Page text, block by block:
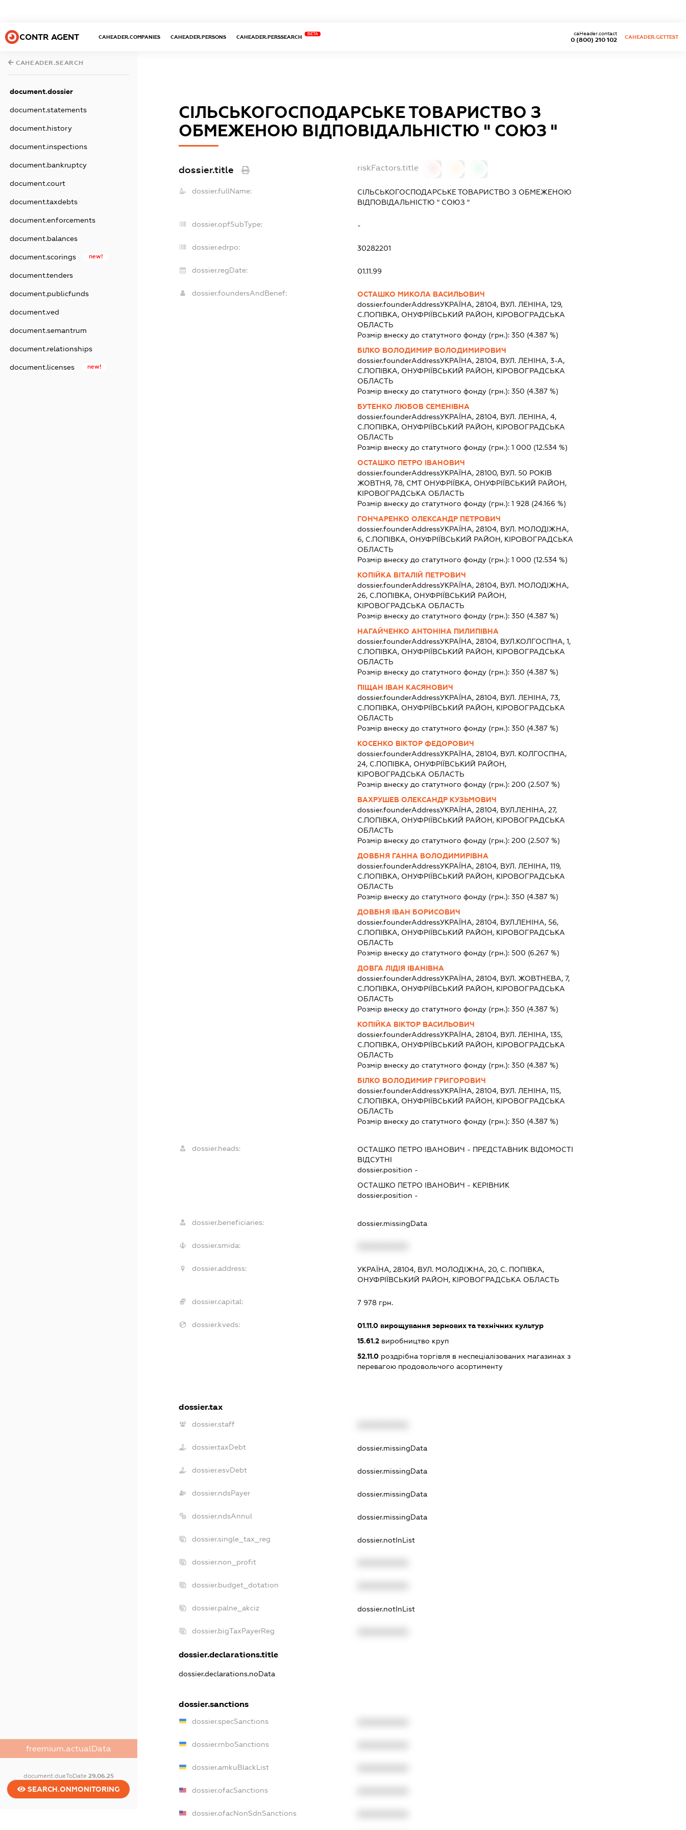
CONTR AGENT CAHEADER.COMPANIES CAHEADER.PERSONS CAHEADER.PERSSEARCH
BETA
0 (800) 210 102
caHeader.contact
CAHEADER.GETTEST
CAHEADER.SEARCH
document.dossier
document.statements
document.history
document.inspections
document.bankruptcy
document.court
document.taxdebts
document.enforcements
document.balances
document.scorings new!
document.tenders
document.publicfunds
document.ved
document.semantrum
document.relationships
document.licenses new!
freemium.actualData
document.dueToDate 29.06.25
SEARCH.ONMONITORING
СІЛЬСЬКОГОСПОДАРСЬКЕ ТОВАРИСТВО З
ОБМЕЖЕНОЮ ВІДПОВІДАЛЬНІСТЮ " СОЮЗ "
dossier.title riskFactors.title
dossier.fullName:
СІЛЬСЬКОГОСПОДАРСЬКЕ ТОВАРИСТВО З ОБМЕЖЕНОЮ
ВІДПОВІДАЛЬНІСТЮ " СОЮЗ "
dossier.opfSubType: -
dossier.edrpo: 30282201
dossier.regDate: 01.11.99
dossier.foundersAndBenef:
ОСТАШКО МИКОЛА ВАСИЛЬОВИЧ
dossier.founderAddressУКРАЇНА, 28104, ВУЛ. ЛЕНІНА, 129,
С.ПОПІВКА, ОНУФРІЇВСЬКИЙ РАЙОН, КІРОВОГРАДСЬКА
ОБЛАСТЬ
Розмір внеску до статутного фонду (грн.):350 (4.387 %)
БІЛКО ВОЛОДИМИР ВОЛОДИМИРОВИЧ
dossier.founderAddressУКРАЇНА, 28104, ВУЛ. ЛЕНІНА, 3-А,
С.ПОПІВКА, ОНУФРІЇВСЬКИЙ РАЙОН, КІРОВОГРАДСЬКА
ОБЛАСТЬ
Розмір внеску до статутного фонду (грн.):350 (4.387 %)
БУТЕНКО ЛЮБОВ СЕМЕНІВНА
dossier.founderAddressУКРАЇНА, 28104, ВУЛ. ЛЕНІНА, 4,
С.ПОПІВКА, ОНУФРІЇВСЬКИЙ РАЙОН, КІРОВОГРАДСЬКА
ОБЛАСТЬ
Розмір внеску до статутного фонду (грн.):1 000 (12.534 %)
ОСТАШКО ПЕТРО ІВАНОВИЧ
dossier.founderAddressУКРАЇНА, 28100, ВУЛ. 50 РОКІВ
ЖОВТНЯ, 78, СМТ ОНУФРІЇВКА, ОНУФРІЇВСЬКИЙ РАЙОН,
КІРОВОГРАДСЬКА ОБЛАСТЬ
Розмір внеску до статутного фонду (грн.):1 928 (24.166 %)
ГОНЧАРЕНКО ОЛЕКСАНДР ПЕТРОВИЧ
dossier.founderAddressУКРАЇНА, 28104, ВУЛ. МОЛОДІЖНА,
6, С.ПОПІВКА, ОНУФРІЇВСЬКИЙ РАЙОН, КІРОВОГРАДСЬКА
ОБЛАСТЬ
Розмір внеску до статутного фонду (грн.):1 000 (12.534 %)
КОПІЙКА ВІТАЛІЙ ПЕТРОВИЧ
dossier.founderAddressУКРАЇНА, 28104, ВУЛ. МОЛОДІЖНА,
26, С.ПОПІВКА, ОНУФРІЇВСЬКИЙ РАЙОН,
КІРОВОГРАДСЬКА ОБЛАСТЬ
Розмір внеску до статутного фонду (грн.):350 (4.387 %)
НАГАЙЧЕНКО АНТОНІНА ПИЛИПІВНА
dossier.founderAddressУКРАЇНА, 28104, ВУЛ.КОЛГОСПНА, 1,
С.ПОПІВКА, ОНУФРІЇВСЬКИЙ РАЙОН, КІРОВОГРАДСЬКА
ОБЛАСТЬ
Розмір внеску до статутного фонду (грн.):350 (4.387 %)
ПІЩАН ІВАН КАСЯНОВИЧ
dossier.founderAddressУКРАЇНА, 28104, ВУЛ. ЛЕНІНА, 73,
С.ПОПІВКА, ОНУФРІЇВСЬКИЙ РАЙОН, КІРОВОГРАДСЬКА
ОБЛАСТЬ
Розмір внеску до статутного фонду (грн.):350 (4.387 %)
КОСЕНКО ВІКТОР ФЕДОРОВИЧ
dossier.founderAddressУКРАЇНА, 28104, ВУЛ. КОЛГОСПНА,
24, С.ПОПІВКА, ОНУФРІЇВСЬКИЙ РАЙОН,
КІРОВОГРАДСЬКА ОБЛАСТЬ
Розмір внеску до статутного фонду (грн.):200 (2.507 %)
ВАХРУШЕВ ОЛЕКСАНДР КУЗЬМОВИЧ
dossier.founderAddressУКРАЇНА, 28104, ВУЛ.ЛЕНІНА, 27,
С.ПОПІВКА, ОНУФРІЇВСЬКИЙ РАЙОН, КІРОВОГРАДСЬКА
ОБЛАСТЬ
Розмір внеску до статутного фонду (грн.):200 (2.507 %)
ДОВБНЯ ГАННА ВОЛОДИМИРІВНА
dossier.founderAddressУКРАЇНА, 28104, ВУЛ. ЛЕНІНА, 119,
С.ПОПІВКА, ОНУФРІЇВСЬКИЙ РАЙОН, КІРОВОГРАДСЬКА
ОБЛАСТЬ
Розмір внеску до статутного фонду (грн.):350 (4.387 %)
ДОВБНЯ ІВАН БОРИСОВИЧ
dossier.founderAddressУКРАЇНА, 28104, ВУЛ.ЛЕНІНА, 56,
С.ПОПІВКА, ОНУФРІЇВСЬКИЙ РАЙОН, КІРОВОГРАДСЬКА
ОБЛАСТЬ
Розмір внеску до статутного фонду (грн.):500 (6.267 %)
ДОВГА ЛІДІЯ ІВАНІВНА
dossier.founderAddressУКРАЇНА, 28104, ВУЛ. ЖОВТНЕВА, 7,
С.ПОПІВКА, ОНУФРІЇВСЬКИЙ РАЙОН, КІРОВОГРАДСЬКА
ОБЛАСТЬ
Розмір внеску до статутного фонду (грн.):350 (4.387 %)
КОПІЙКА ВІКТОР ВАСИЛЬОВИЧ
dossier.founderAddressУКРАЇНА, 28104, ВУЛ. ЛЕНІНА, 135,
С.ПОПІВКА, ОНУФРІЇВСЬКИЙ РАЙОН, КІРОВОГРАДСЬКА
ОБЛАСТЬ
Розмір внеску до статутного фонду (грн.):350 (4.387 %)
БІЛКО ВОЛОДИМИР ГРИГОРОВИЧ
dossier.founderAddressУКРАЇНА, 28104, ВУЛ. ЛЕНІНА, 115,
С.ПОПІВКА, ОНУФРІЇВСЬКИЙ РАЙОН, КІРОВОГРАДСЬКА
ОБЛАСТЬ
Розмір внеску до статутного фонду (грн.):350 (4.387 %)
dossier.heads: ОСТАШКО ПЕТРО ІВАНОВИЧ - ПРЕДСТАВНИК ВІДОМОСТІ
ВІДСУТНІ
dossier.position -
ОСТАШКО ПЕТРО ІВАНОВИЧ - КЕРІВНИК
dossier.position -
dossier.beneficiaries: dossier.missingData
dossier.smida:
dossier.address:
УКРАЇНА, 28104, ВУЛ. МОЛОДІЖНА, 20, С. ПОПІВКА,
ОНУФРІЇВСЬКИЙ РАЙОН, КІРОВОГРАДСЬКА ОБЛАСТЬ
dossier.capital: 7 978 грн.
dossier.kveds: 01.11.0 вирощування зернових та технічних культур
15.61.2 виробництво круп
52.11.0 роздрібна торгівля в неспеціалізованих магазинах з
перевагою продовольчого асортименту
dossier.tax
dossier.staff
dossier.taxDebt dossier.missingData
dossier.esvDebt dossier.missingData
dossier.ndsPayer dossier.missingData
dossier.ndsAnnul dossier.missingData
dossier.single_tax_reg dossier.notInList
dossier.non_profit
dossier.budget_dotation
dossier.palne_akciz dossier.notInList
dossier.bigTaxPayerReg
dossier.declarations.title
dossier.declarations.noData
dossier.sanctions
dossier.specSanctions
dossier.rnboSanctions
dossier.amkuBlackList
dossier.ofacSanctions
dossier.ofacNonSdnSanctions